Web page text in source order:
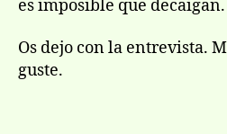
es imposible que decaigan.
Os dejo con la entrevista.
guste.